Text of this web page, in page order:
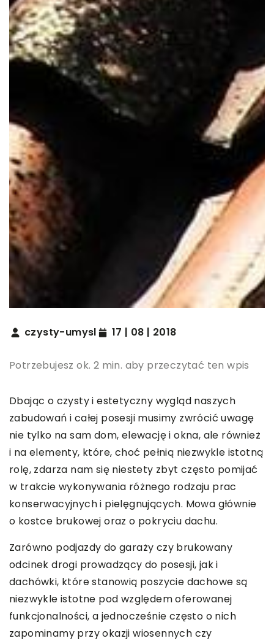
czysty-umysl 17 | 08 | 2018
Potrzebujesz ok. 2 min. aby przeczytać ten wpis
Dbając o czysty i estetyczny wygląd naszych
zabudowań i całej posesji musimy zwrócić uwagę
nie tylko na sam dom, elewację i okna, ale również
i na elementy, które, choć pełnią niezwykle istotną
rolę, zdarza nam się niestety zbyt często pomijać
w trakcie wykonywania różnego rodzaju prac
konserwacyjnych i pielęgnujących. Mowa głównie
o kostce brukowej oraz o pokryciu dachu.
Zarówno podjazdy do garaży czy brukowany
odcinek drogi prowadzący do posesji, jak i
dachówki, które stanowią poszycie dachowe są
niezwykle istotne pod względem oferowanej
funkcjonalności, a jednocześnie często o nich
zapominamy przy okazji wiosennych czy